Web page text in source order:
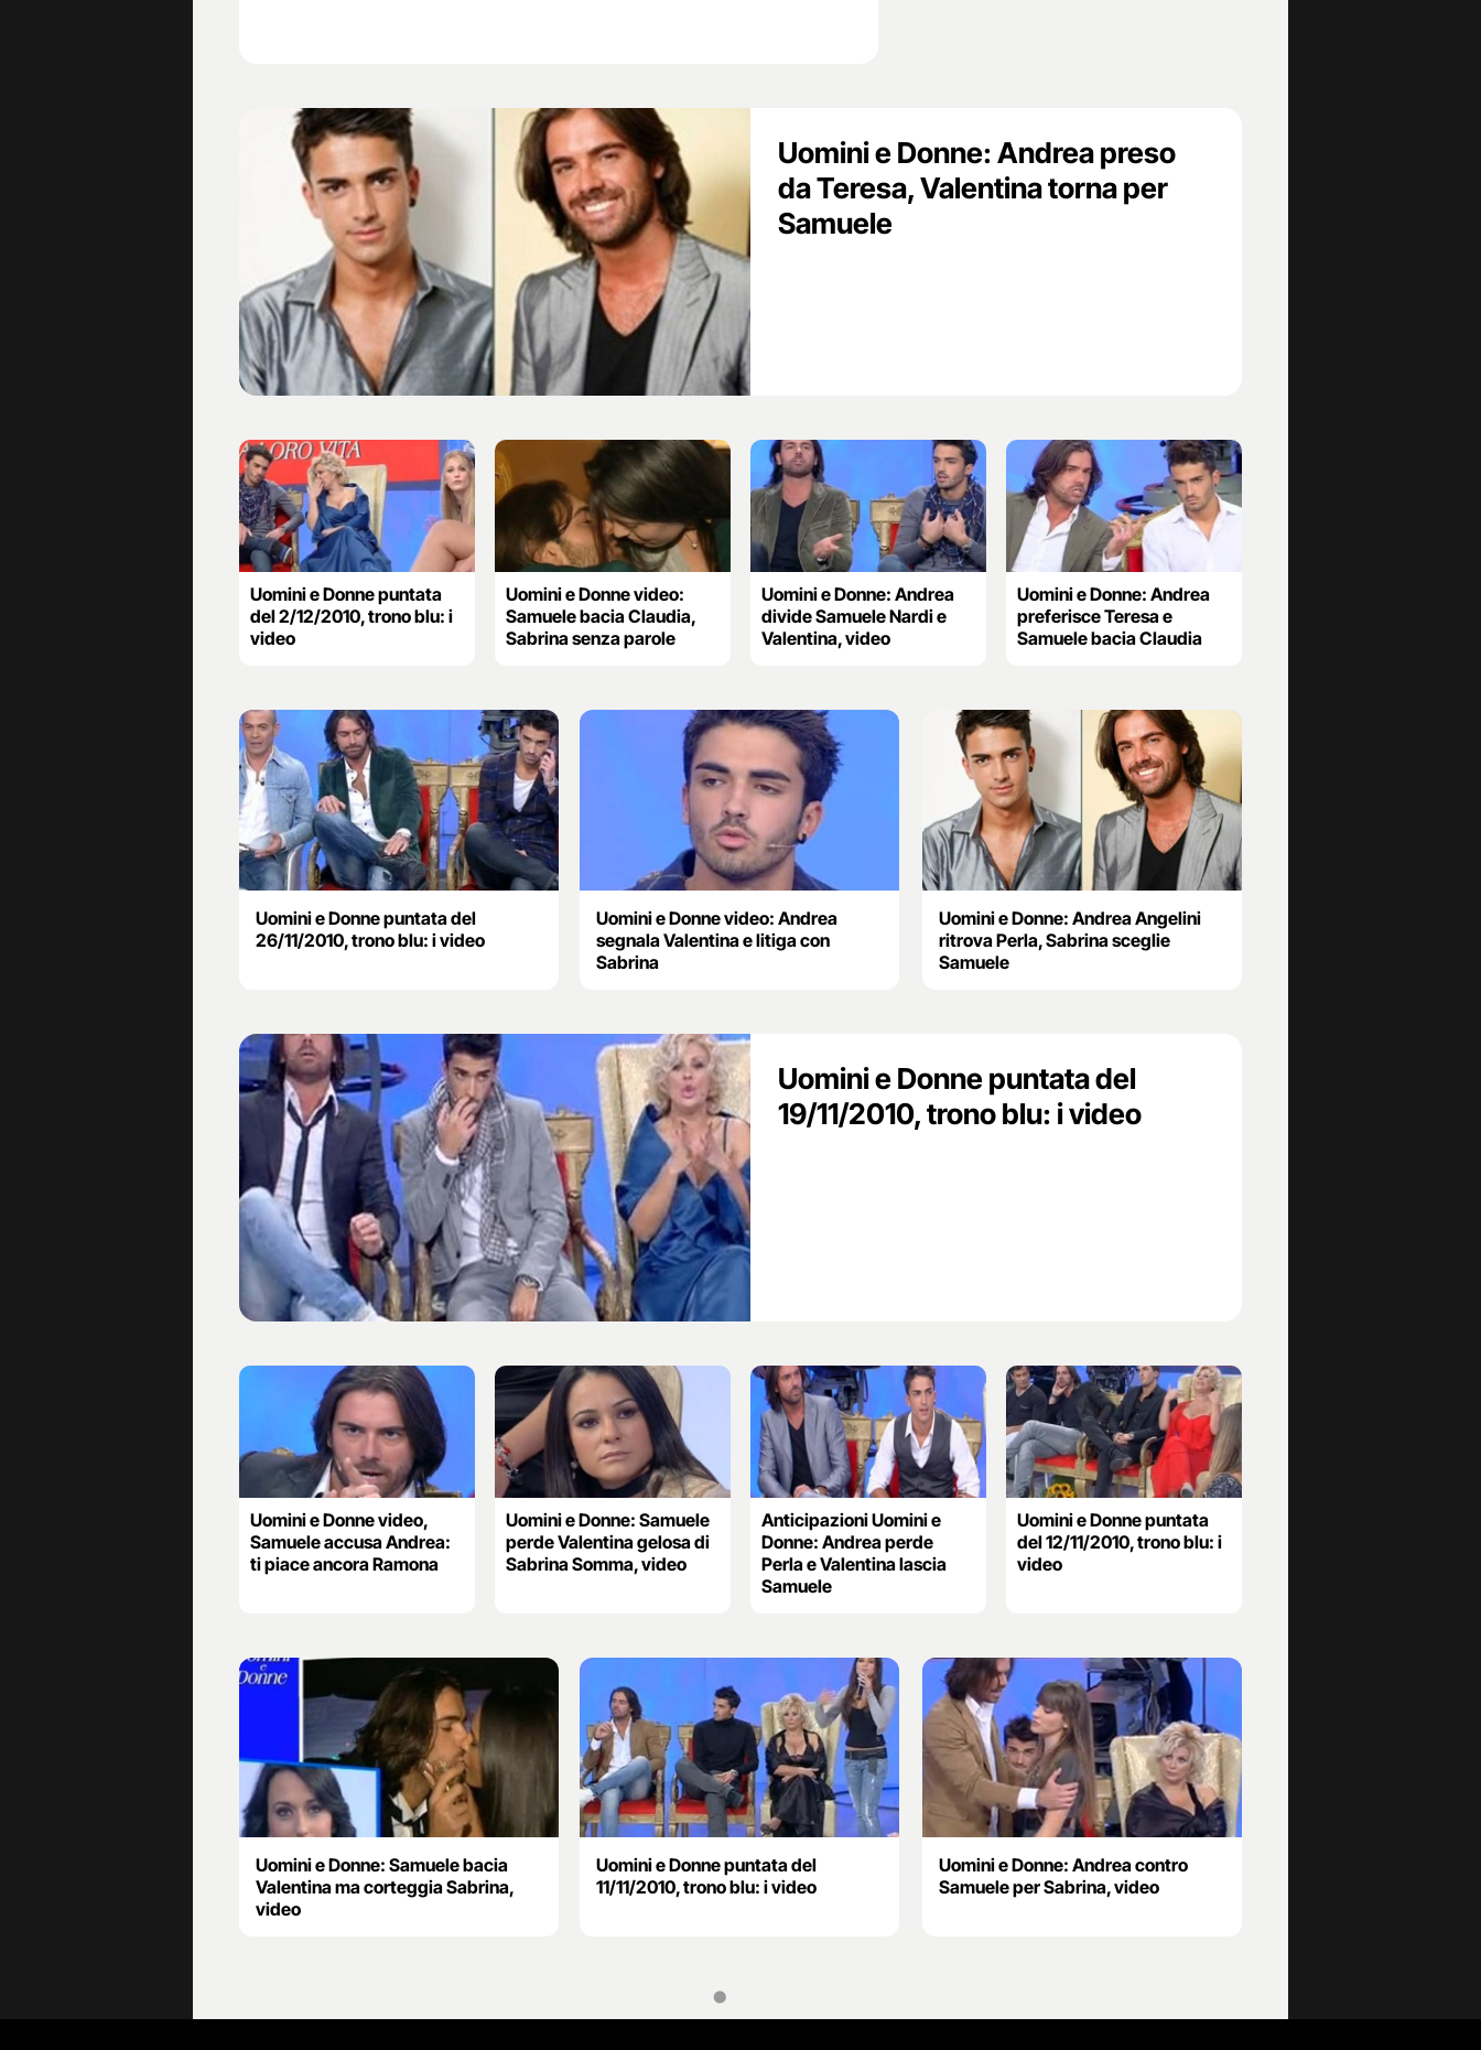
Uomini e Donne: Andrea preso
da Teresa, Valentina torna per
Samuele
Uomini e Donne puntata
del 2/12/2010, trono blu: i
video
Uomini e Donne video:
Samuele bacia Claudia,
Sabrina senza parole
Uomini e Donne: Andrea
divide Samuele Nardi e
Valentina, video
Uomini e Donne: Andrea
preferisce Teresa e
Samuele bacia Claudia
Uomini e Donne puntata del
26/11/2010, trono blu: i video
Uomini e Donne video: Andrea
segnala Valentina e litiga con
Sabrina
Uomini e Donne: Andrea Angelini
ritrova Perla, Sabrina sceglie
Samuele
Uomini e Donne puntata del
19/11/2010, trono blu: i video
Uomini e Donne video,
Samuele accusa Andrea:
ti piace ancora Ramona
Uomini e Donne: Samuele
perde Valentina gelosa di
Sabrina Somma, video
Anticipazioni Uomini e
Donne: Andrea perde
Perla e Valentina lascia
Samuele
Uomini e Donne puntata
del 12/11/2010, trono blu: i
video
Uomini e Donne: Samuele bacia
Valentina ma corteggia Sabrina,
video
Uomini e Donne puntata del
11/11/2010, trono blu: i video
Uomini e Donne: Andrea contro
Samuele per Sabrina, video